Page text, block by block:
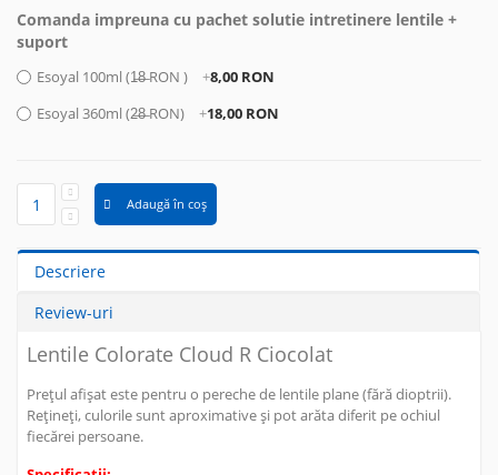
Comanda impreuna cu pachet solutie intretinere lentile +
suport
Esoyal 100ml (1̶8̶ RON ) +8,00 RON
Esoyal 360ml (2̶8̶ RON)
+18,00 RON
Adaugă în coș
Descriere
Review-uri
Lentile Colorate Cloud R Ciocolat
Prețul afișat este pentru o pereche de lentile plane (fără dioptrii).
Rețineți, culorile sunt aproximative și pot arăta diferit pe ochiul
fiecărei persoane.